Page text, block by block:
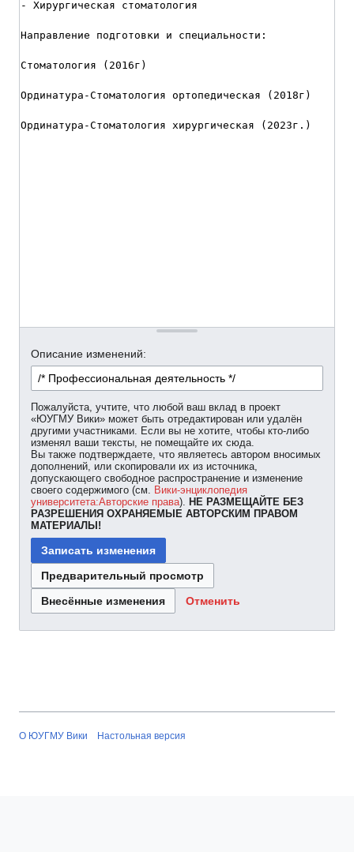
Описание изменений:
Пожалуйста, учтите, что любой ваш вклад в проект
«ЮУГМУ Вики» может быть отредактирован или удалён
другими участниками. Если вы не хотите, чтобы кто-либо
изменял ваши тексты, не помещайте их сюда.
Вы также подтверждаете, что являетесь автором вносимых
дополнений, или скопировали их из источника,
допускающего свободное распространение и изменение
своего содержимого (см. Вики-энциклопедия
университета:Авторские права). НЕ РАЗМЕЩАЙТЕ БЕЗ
РАЗРЕШЕНИЯ ОХРАНЯЕМЫЕ АВТОРСКИМ ПРАВОМ
МАТЕРИАЛЫ!
Отменить
О ЮУГМУ Вики Настольная версия